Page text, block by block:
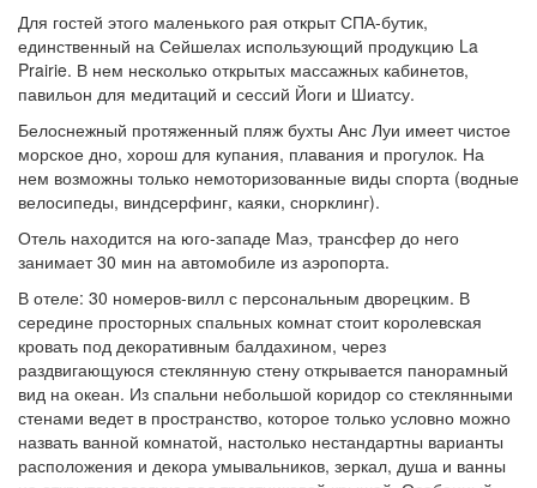
Для гостей этого маленького рая открыт СПА-бутик,
единственный на Сейшелах использующий продукцию La
Prairie. В нем несколько открытых массажных кабинетов,
павильон для медитаций и сессий Йоги и Шиатсу.
Белоснежный протяженный пляж бухты Анс Луи имеет чистое
морское дно, хорош для купания, плавания и прогулок. На
нем возможны только немоторизованные виды спорта (водные
велосипеды, виндсерфинг, каяки, снорклинг).
Отель находится на юго-западе Маэ, трансфер до него
занимает 30 мин на автомобиле из аэропорта.
В отеле: 30 номеров-вилл с персональным дворецким. В
середине просторных спальных комнат стоит королевская
кровать под декоративным балдахином, через
раздвигающуюся стеклянную стену открывается панорамный
вид на океан. Из спальни небольшой коридор со стеклянными
стенами ведет в пространство, которое только условно можно
назвать ванной комнатой, настолько нестандартны варианты
расположения и декора умывальников, зеркал, душа и ванны